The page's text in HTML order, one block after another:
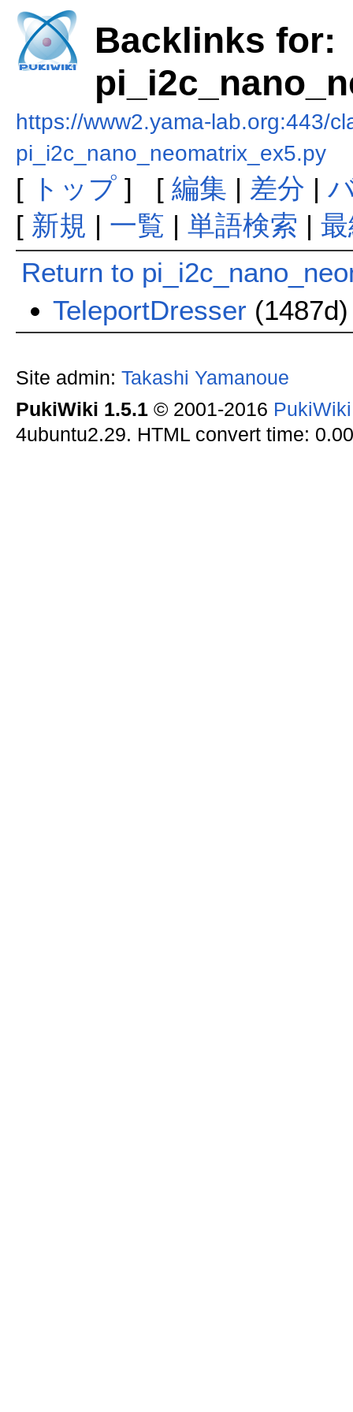
Backlinks for:
https://www2.yama-lab.org:443/
pi_i2c_nano_neomatrix_ex5.py
[ トップ] [ 編集 | 差分 |
[ 新規 | 一覧 | 単語検索 |
Return to
TeleportDresser (1487d)
Site admin: Takashi Yamanoue
PukiWiki 1.5.1© 2001-2016
4ubuntu2.29. HTML convert time: